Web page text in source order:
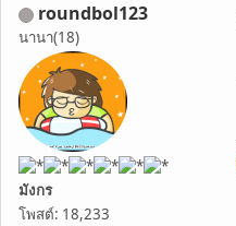
roundbol123
นานา(18)
มังกร
โพสต์: 18,233